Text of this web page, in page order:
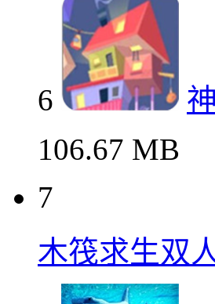
6
106.67 MB
7
木筏求生双